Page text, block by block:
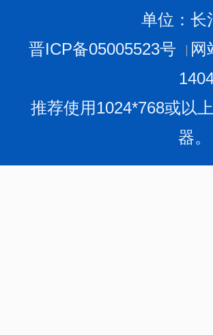
单位：长
晋ICP备05005523号
网
推荐使用1024*768或以
器